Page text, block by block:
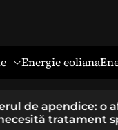
Energie eoliana
socială: o
vor un loc de